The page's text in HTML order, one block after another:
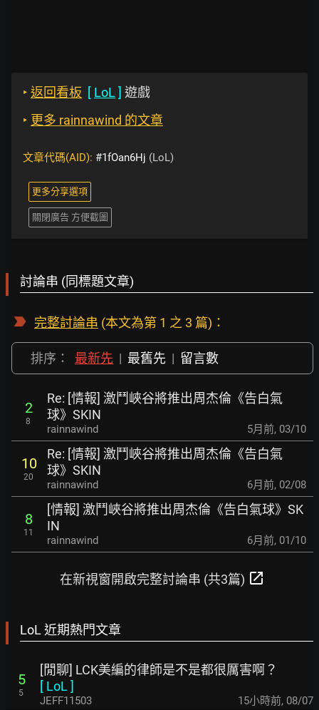
‣ 返回看板 [ LoL ] 遊戲
‣ 更多 rainnawind 的文章
文章代碼(AID): #1fOan6Hj (LoL)
更多分享選項
關閉廣告 方便截圖
討論串 (同標題文章)
完整討論串 (本文為第 1 之 3 篇)：
排序： 最新先 | 最舊先 | 留言數
2
8
Re: [情報] 激鬥峽谷將推出周杰倫《告白氣
球》SKIN
rainnawind 5月前, 03/10
10
20
Re: [情報] 激鬥峽谷將推出周杰倫《告白氣
球》SKIN
rainnawind 6月前, 02/08
8
11
[情報] 激鬥峽谷將推出周杰倫《告白氣球》SK
IN
rainnawind 6月前, 01/10
在新視窗開啟完整討論串 (共3篇) open_in_new
LoL 近期熱門文章
5
5
[閒聊] LCK美編的律師是不是都很厲害啊？
[ LoL ]
JEFF11503 15小時前, 08/07